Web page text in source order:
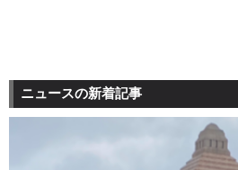
ニュースの新着記事